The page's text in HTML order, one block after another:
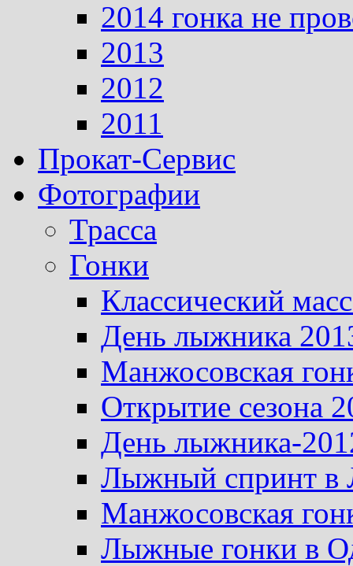
2014 гонка не
2013
2012
2011
Прокат-Сервис
Фотографии
Трасса
Гонки
Классический
День лыжника
Манжосовская
Открытие сезона
День лыжника-
Лыжный спринт в
Манжосовская
Лыжные гонки в